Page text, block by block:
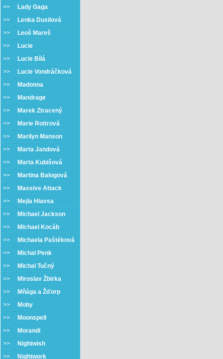
>>
Lady Gaga
>>
Lenka Dusilová
>>
Leoš Mareš
>>
Lucie
>>
Lucie Bílá
>>
Lucie Vondráčková
>>
Madonna
>>
Mandrage
>>
Marek Ztracený
>>
Marie Rottrová
>>
Marilyn Manson
>>
Marta Jandová
>>
Marta Kubišová
>>
Martina Balogová
>>
Massive Attack
>>
Mejla Hlavsa
>>
Michael Jackson
>>
Michael Kocáb
>>
Michaela Paštéková
>>
Michal Penk
>>
Michal Tučný
>>
Miroslav Žbirka
>>
Mňága a Žďorp
>>
Moby
>>
Moonspell
>>
Morandi
>>
Nightwish
>>
Nightwork